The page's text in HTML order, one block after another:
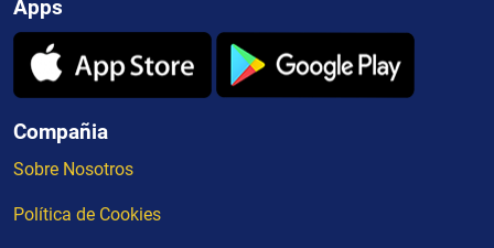
Apps
Compañia
Sobre Nosotros
Política de Cookies